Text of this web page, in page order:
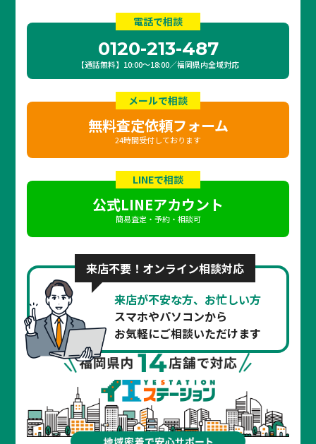
電話で相談
0120-213-487
【通話無料】10:00〜18:00／福岡県内全域対応
メールで相談
無料査定依頼フォーム
24時間受付しております
LINEで相談
公式LINEアカウント
簡易査定・予約・相談可
来店不要！オンライン相談対応
来店が不安な方、お忙しい方
スマホやパソコンから
お気軽にご相談いただけます